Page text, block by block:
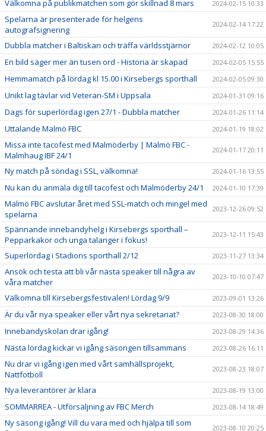
Välkomna på publikmatchen som gör skillnad 8 mars 2024-02-15 10:33
Spelarna är presenterade för helgens
autografsignering
2024-02-14 17:22
Dubbla matcher i Baltiskan och träffa världsstjärnor 2024-02-12 10:05
En bild säger mer än tusen ord - Historia är skapad 2024-02-05 15:55
Hemmamatch på lördag kl 15.00 i Kirsebergs sporthall 2024-02-05 09:30
Unikt lag tävlar vid Veteran-SM i Uppsala 2024-01-31 09:16
Dags för superlördag igen 27/1 - Dubbla matcher 2024-01-26 11:14
Uttalande Malmö FBC 2024-01-19 18:02
Missa inte tacofest med Malmöderby | Malmö FBC -
Malmhaug IBF 24/1
2024-01-17 20:11
Ny match på söndag i SSL, välkomna! 2024-01-16 13:55
Nu kan du anmäla dig till tacofest och Malmöderby 24/1 2024-01-10 17:39
Malmö FBC avslutar året med SSL-match och mingel med
spelarna
2023-12-26 09:52
Spännande innebandyhelg i Kirsebergs sporthall –
Pepparkakor och unga talanger i fokus!
2023-12-11 15:43
Superlördag i Stadions sporthall 2/12 2023-11-27 13:34
Ansök och testa att bli vår nästa speaker till några av
våra matcher
2023-10-10 07:47
Välkomna till Kirsebergsfestivalen! Lördag 9/9 2023-09-01 13:26
Är du vår nya speaker eller vårt nya sekretariat? 2023-08-30 18:00
Innebandyskolan drar igång! 2023-08-29 14:36
Nästa lördag kickar vi igång säsongen tillsammans 2023-08-26 16:11
Nu drar vi igång igen med vårt samhällsprojekt,
Nattfotboll
2023-08-23 18:07
Nya leverantörer är klara 2023-08-19 13:00
SOMMARREA - Utförsäljning av FBC Merch 2023-08-14 18:49
Ny säsong igång! Vill du vara med och hjälpa till som
2023-08-10 20:25